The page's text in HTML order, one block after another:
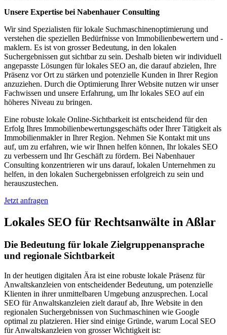
Unsere Expertise bei Nabenhauer Consulting
Wir sind Spezialisten für lokale Suchmaschinenoptimierung und
verstehen die speziellen Bedürfnisse von Immobilienbewertern und -
maklern. Es ist von grosser Bedeutung, in den lokalen
Suchergebnissen gut sichtbar zu sein. Deshalb bieten wir individuell
angepasste Lösungen für lokales SEO an, die darauf abzielen, Ihre
Präsenz vor Ort zu stärken und potenzielle Kunden in Ihrer Region
anzuziehen. Durch die Optimierung Ihrer Website nutzen wir unser
Fachwissen und unsere Erfahrung, um Ihr lokales SEO auf ein
höheres Niveau zu bringen.
Eine robuste lokale Online-Sichtbarkeit ist entscheidend für den
Erfolg Ihres Immobilienbewertungsgeschäfts oder Ihrer Tätigkeit als
Immobilienmakler in Ihrer Region. Nehmen Sie Kontakt mit uns
auf, um zu erfahren, wie wir Ihnen helfen können, Ihr lokales SEO
zu verbessern und Ihr Geschäft zu fördern. Bei Nabenhauer
Consulting konzentrieren wir uns darauf, lokalen Unternehmen zu
helfen, in den lokalen Suchergebnissen erfolgreich zu sein und
herauszustechen.
Jetzt anfragen
Lokales SEO für Rechtsanwälte in Aßlar
Die Bedeutung für lokale Zielgruppenansprache
und regionale Sichtbarkeit
In der heutigen digitalen Ära ist eine robuste lokale Präsenz für
Anwaltskanzleien von entscheidender Bedeutung, um potenzielle
Klienten in ihrer unmittelbaren Umgebung anzusprechen. Local
SEO für Anwaltskanzleien zielt darauf ab, Ihre Website in den
regionalen Suchergebnissen von Suchmaschinen wie Google
optimal zu platzieren. Hier sind einige Gründe, warum Local SEO
für Anwaltskanzleien von grosser Wichtigkeit ist: